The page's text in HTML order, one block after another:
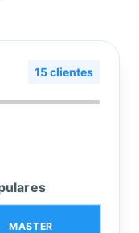
15 clientes
MASTER